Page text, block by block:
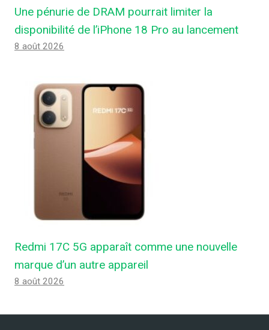
Une pénurie de DRAM pourrait limiter la
disponibilité de l’iPhone 18 Pro au lancement
8 août 2026
Redmi 17C 5G apparaît comme une nouvelle
marque d’un autre appareil
8 août 2026